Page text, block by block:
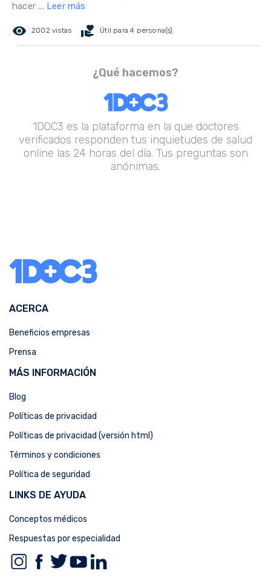
hacer ... Leer más
remove_red_eye 2002 vistas volunteer_activism Útil para 4 persona(s)
¿Qué hacemos?
1DOC3 es la plataforma en la que doctores
verificados responden tus inquietudes de salud
online las 24 horas del día. Tus preguntas son
anónimas.
ACERCA
Beneficios empresas
Prensa
MÁS INFORMACIÓN
Blog
Políticas de privacidad
Políticas de privacidad (versión html)
Términos y condiciones
Política de seguridad
LINKS DE AYUDA
Conceptos médicos
Respuestas por especialidad